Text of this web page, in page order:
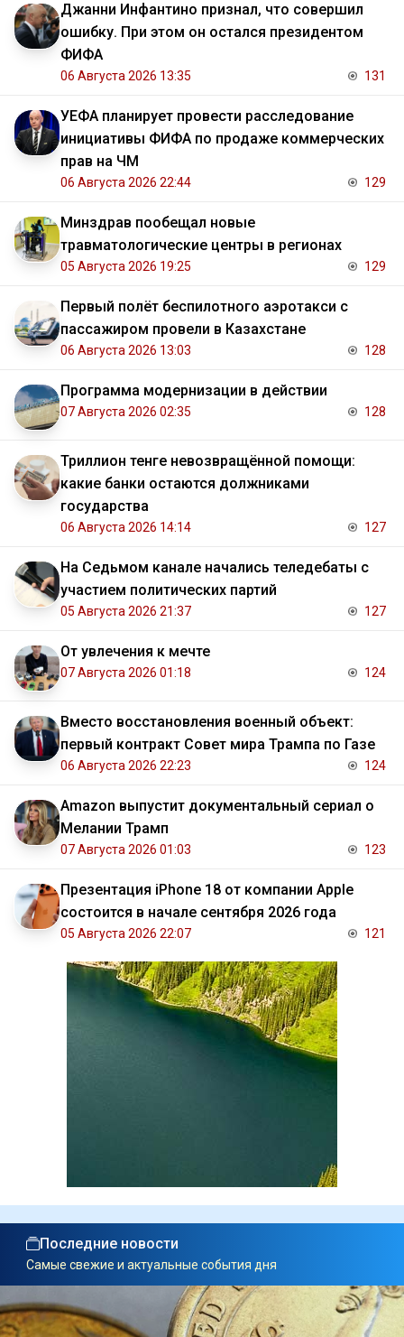
Джанни Инфантино признал, что совершил
ошибку. При этом он остался президентом
ФИФА
06 Августа 2026 13:35 131
УЕФА планирует провести расследование
инициативы ФИФА по продаже коммерческих
прав на ЧМ
06 Августа 2026 22:44 129
Минздрав пообещал новые
травматологические центры в регионах
05 Августа 2026 19:25 129
Первый полёт беспилотного аэротакси с
пассажиром провели в Казахстане
06 Августа 2026 13:03 128
Программа модернизации в действии
07 Августа 2026 02:35 128
Триллион тенге невозвращённой помощи:
какие банки остаются должниками
государства
06 Августа 2026 14:14 127
На Седьмом канале начались теледебаты с
участием политических партий
05 Августа 2026 21:37 127
От увлечения к мечте
07 Августа 2026 01:18 124
Вместо восстановления военный объект:
первый контракт Совет мира Трампа по Газе
06 Августа 2026 22:23 124
Amazon выпустит документальный сериал о
Мелании Трамп
07 Августа 2026 01:03 123
Презентация iPhone 18 от компании Apple
состоится в начале сентября 2026 года
05 Августа 2026 22:07 121
Последние новости
Самые свежие и актуальные события дня